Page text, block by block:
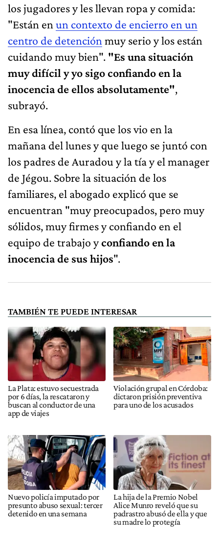
los jugadores y les llevan ropa y comida:
"Están en un contexto de encierro en un
centro de detención muy serio y los están
cuidando muy bien". "Es una situación
muy difícil y yo sigo confiando en la
inocencia de ellos absolutamente",
subrayó.
En esa línea, contó que los vio en la
mañana del lunes y que luego se juntó con
los padres de Auradou y la tía y el manager
de Jégou. Sobre la situación de los
familiares, el abogado explicó que se
encuentran "muy preocupados, pero muy
sólidos, muy firmes y confiando en el
equipo de trabajo yconfiando en la
inocencia de sus hijos".
TAMBIÉN TE PUEDE INTERESAR
La Plata: estuvo secuestrada
por 6 días, la rescataron y
buscan al conductor de una
app de viajes
Violación grupal en Córdoba:
dictaron prisión preventiva
para uno de los acusados
Nuevo policía imputado por
presunto abuso sexual: tercer
detenido en una semana
La hija de la Premio Nobel
Alice Munro reveló que su
padrastro abusó de ella y que
su madre lo protegía